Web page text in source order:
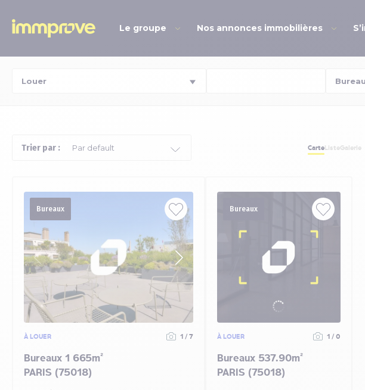
Le groupe Nos annonces immobilières
Trier par : CarteListeGalerie
Bureaux
À LOUER 1 / 7
Bureaux 1 665m²
PARIS (75018)
Bureaux
À LOUER 1 / 0
Bureaux 537.90m²
PARIS (75018)